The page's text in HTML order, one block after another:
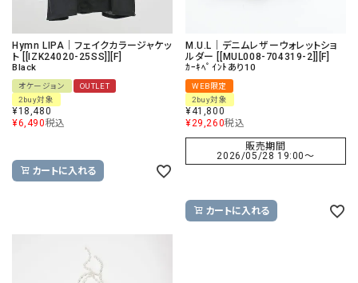
Hymn LIPA｜フェイクカラージャケッ
ト [[IZK24020-25SS]][F]
Black
オケージョン
OUTLET
2buy対象
¥18,480
¥6,490税込
カートに入れる
M.U.L｜デニムレザーウォレットショ
ルダー [[MUL008-704319-2]][F]
ｶｰｷﾍﾟｲﾝﾄあり10
WEB限定
2buy対象
¥41,800
¥29,260税込
販売期間
2026/05/28 19:00〜
カートに入れる